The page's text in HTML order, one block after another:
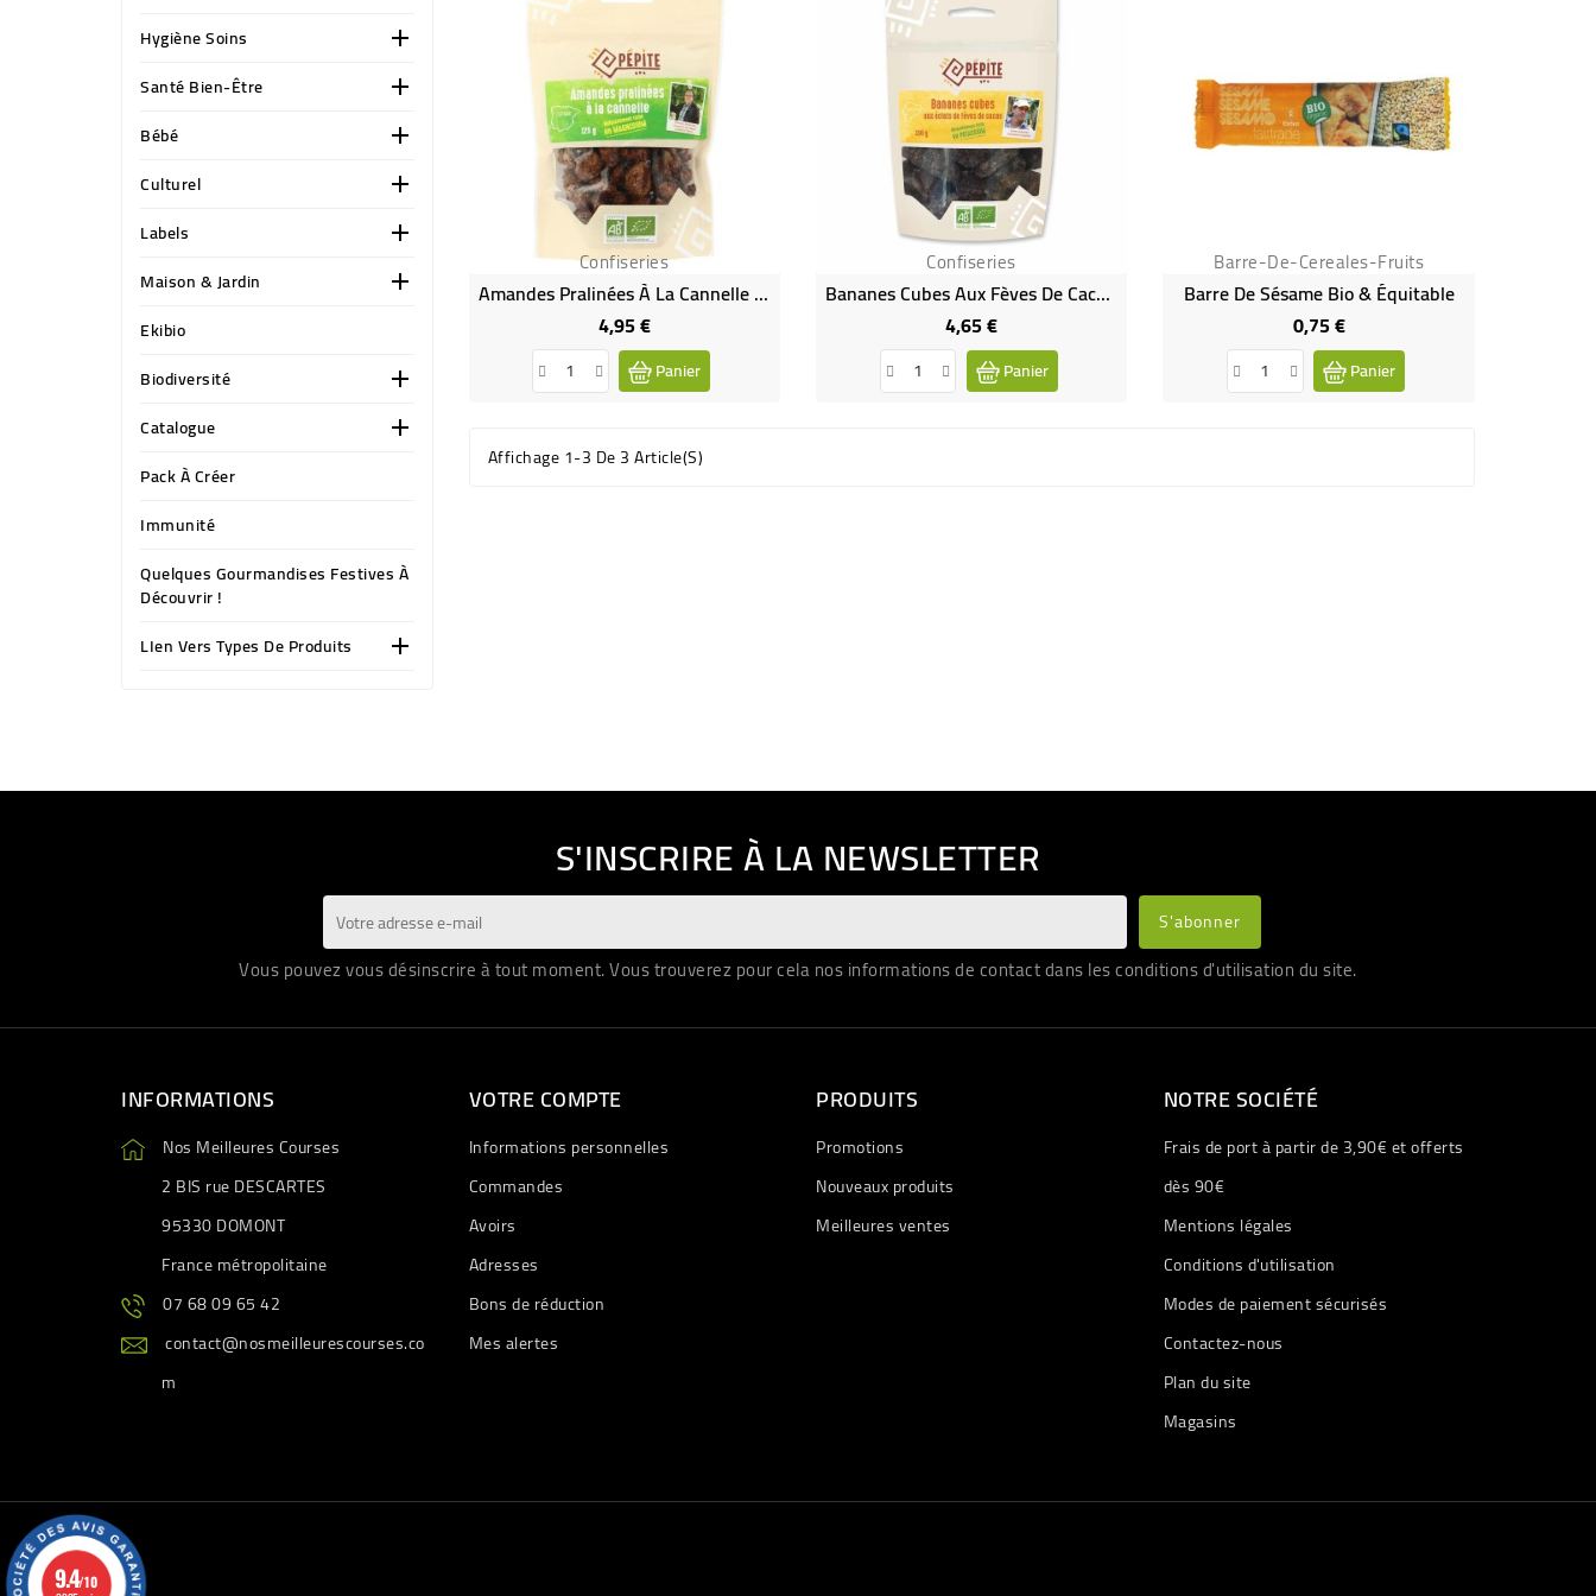
Hygiène Soins 
Santé Bien-Être 
Bébé 
Culturel 
Labels 
Maison & Jardin 
Ekibio
Biodiversité

Catalogue 
Pack À Créer
Immunité
Quelques Gourmandises Festives À
Découvrir !
LIen Vers Types De Produits

Confiseries
Amandes Pralinées À La Cannelle Bio
4,95 €Prix
Panier
Confiseries
Bananes Cubes Aux Fèves De Cacao Bio
4,65 €Prix
Panier
Barre-De-Cereales-Fruits
Barre De Sésame Bio & Équitable
0,75 €Prix
Panier
Affichage 1-3 De 3 Article(s)
S'INSCRIRE À LA NEWSLETTER
Vous pouvez vous désinscrire à tout moment. Vous trouverez pour cela nos informations de contact dans les conditions d'utilisation du site.
INFORMATIONS
Nos Meilleures Courses
2 BIS rue DESCARTES
95330 DOMONT
France métropolitaine
07 68 09 65 42
contact@nosmeilleurescourses.co
m
VOTRE COMPTE
Informations personnelles
Commandes
Avoirs
Adresses
Bons de réduction
Mes alertes
PRODUITS
Promotions
Nouveaux produits
Meilleures ventes
NOTRE SOCIÉTÉ
Frais de port à partir de 3,90€ et offerts
dès 90€
Mentions légales
Conditions d'utilisation
Modes de paiement sécurisés
Contactez-nous
Plan du site
Magasins
9.4/10